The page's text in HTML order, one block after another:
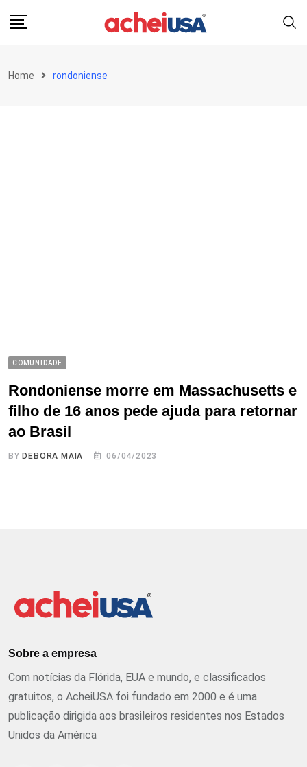
Home rondoniense
COMUNIDADE
Rondoniense morre em Massachusetts e
filho de 16 anos pede ajuda para retornar
ao Brasil
BY DEBORA MAIA 06/04/2023
Sobre a empresa
Com notícias da Flórida, EUA e mundo, e classificados
gratuitos, o AcheiUSA foi fundado em 2000 e é uma
publicação dirigida aos brasileiros residentes nos Estados
Unidos da América